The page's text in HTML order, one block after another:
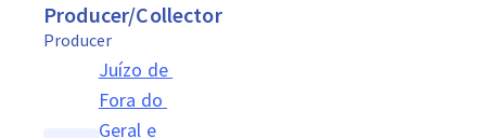
Producer/Collector
Producer
Juízo de
Fora do
Geral e